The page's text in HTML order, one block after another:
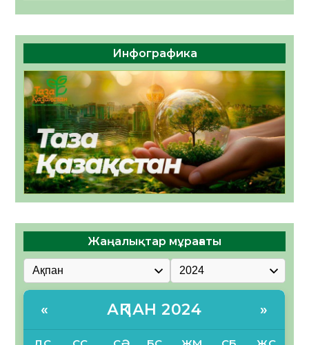
Инфографика
Жаңалықтар мұрағаты
« АҚПАН 2024 »